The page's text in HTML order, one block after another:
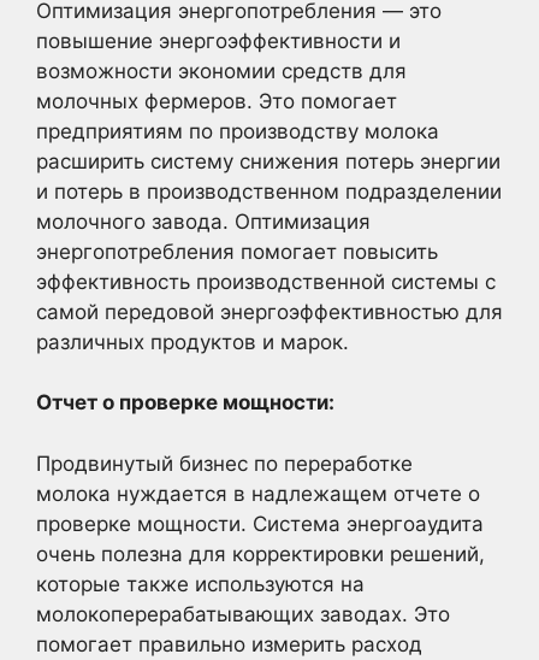
Оптимизация энергопотребления — это
повышение энергоэффективности и
возможности экономии средств для
молочных фермеров. Это помогает
предприятиям по производству молока
расширить систему снижения потерь энергии
и потерь в производственном подразделении
молочного завода. Оптимизация
энергопотребления помогает повысить
эффективность производственной системы с
самой передовой энергоэффективностью для
различных продуктов и марок.
Отчет о проверке мощности:
Продвинутый бизнес по переработке
молока нуждается в надлежащем отчете о
проверке мощности. Система энергоаудита
очень полезна для корректировки решений,
которые также используются на
молокоперерабатывающих заводах. Это
помогает правильно измерить расход